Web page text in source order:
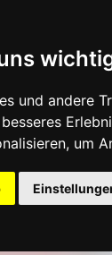
und andere
, um
Felgen